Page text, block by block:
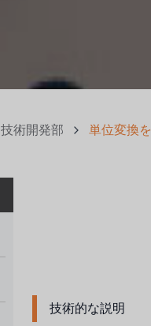
技術開発部 単位変換
技術的な説明